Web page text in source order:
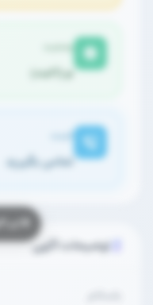
نو (آکبند)
تماس بگیرید
توضیحات آگهی